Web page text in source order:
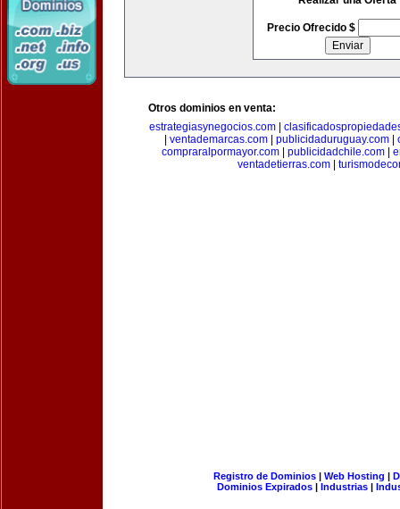
Precio Ofrecido $
Otros dominios en venta:
estrategiasynegocios.com|
ventademarcas.com publicidaduruguay.com
compraralpormayor.com| publicidadchile.com|
ventadetierras.com
Registro de Dominios| Web Hosting |
Dominios Expirados | Industrias |